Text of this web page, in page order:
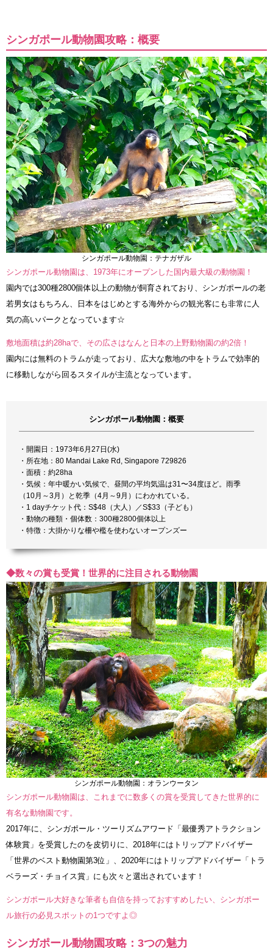
シンガポール動物園攻略：概要
シンガポール動物園：テナガザル
シンガポール動物園は、1973年にオープンした国内最大級の動物園！
園内では300種2800個体以上の動物が飼育されており、シンガポールの老
若男女はもちろん、日本をはじめとする海外からの観光客にも非常に人
気の高いパークとなっています☆
敷地面積は約28haで、その広さはなんと日本の上野動物園の約2倍！
園内には無料のトラムが走っており、広大な敷地の中をトラムで効率的
に移動しながら回るスタイルが主流となっています。
シンガポール動物園：概要
・開園日：1973年6月27日(水)
・所在地：80 Mandai Lake Rd, Singapore 729826
・面積：約28ha
・気候：年中暖かい気候で、昼間の平均気温は31〜34度ほど。雨季
（10月～3月）と乾季（4月～9月）にわかれている。
・1 dayチケット代：S$48（大人）／S$33（子ども）
・動物の種類・個体数：300種2800個体以上
・特徴：大掛かりな柵や檻を使わないオープンズー
◆数々の賞も受賞！世界的に注目される動物園
シンガポール動物園：オランウータン
シンガポール動物園は、これまでに数多くの賞を受賞してきた世界的に
有名な動物園です。
2017年に、シンガポール・ツーリズムアワード「最優秀アトラクション
体験賞」を受賞したのを皮切りに、2018年にはトリップアドバイザー
「世界のベスト動物園第3位」、2020年にはトリップアドバイザー「トラ
ベラーズ・チョイス賞」にも次々と選出されています！
シンガポール大好きな筆者も自信を持っておすすめしたい、シンガポー
ル旅行の必見スポットの1つですよ◎
シンガポール動物園攻略：3つの魅力